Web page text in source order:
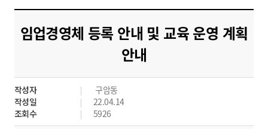
도
시
군
산
임업경영체 등록 안내 및 교육 운영 계획
안내
작성자
구암동
작성일
22.04.14
조회수
5926